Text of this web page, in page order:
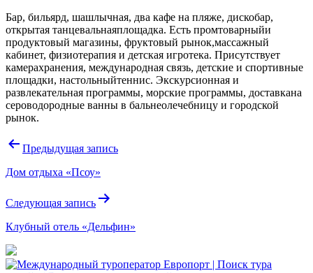
Бар, бильярд, шашлычная, два кафе на пляже, дискобар,
открытая танцевальнаяплощадка. Есть промтоварныйи
продуктовый магазины, фруктовый рынок,массажный
кабинет, физиотерапия и детская игротека. Присутствует
камерахранения, международная связь, детские и спортивные
площадки, настольныйтеннис. Экскурсионная и
развлекательная программы, морские программы, доставкана
сероводородные ванны в бальнеолечебницу и городской
рынок.
Навигация
записям
Предыдущая запись
Дом отдыха «Псоу»
Следующая запись
Клубный отель «Дельфин»